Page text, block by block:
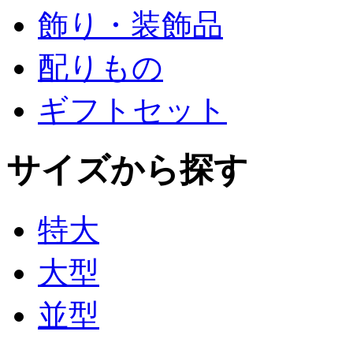
飾り・装飾品
配りもの
ギフトセット
サイズから探す
特大
大型
並型